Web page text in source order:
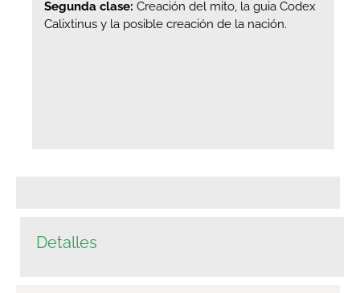
Segunda clase: Creación del mito, la guia Codex
Calixtinus y la posible creación de la nación.
Detalles